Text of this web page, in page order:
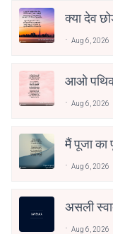
क्या देव
Aug 6, 2026
आओ
Aug 6, 2026
मैं पूजा
Aug 6, 2026
असली
Aug 6, 2026